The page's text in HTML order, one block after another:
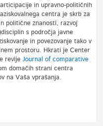
in upravno-političnih
centra je skrb za
politične znanosti, razvoj
s področja javne
in povezovanje tako v
prostoru. Hkrati je Center
revije Journal of comparative
domačih strani centra
na Vaša vprašanja.